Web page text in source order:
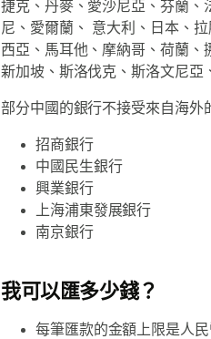
捷克、丹麥、愛沙尼亞、芬蘭
尼、愛爾蘭、 意大利、日本、
西亞、馬耳他、摩納哥、荷蘭
新加坡、斯洛伐克、斯洛文尼亞
部分中國的銀行不接受來自海
招商銀行
中國民生銀行
興業銀行
上海浦東發展銀行
南京銀行
我可以匯多少錢？
每筆匯款的金額上限是人